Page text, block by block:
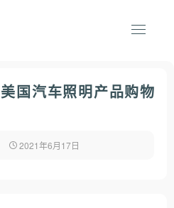
国汽车照明产品购物
2021年6月17日